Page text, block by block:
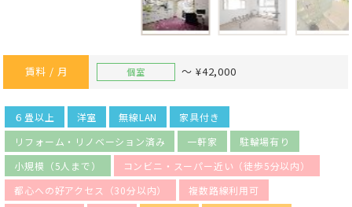
賃料 / 月 個室 ～ ¥42,000
６畳以上 洋室 無線LAN
家具付き
リフォーム・リノベーション済み
一軒家
駐輪場有り
小規模（5人まで）
コンビニ・スーパー近い（徒歩5分以内）
都心への好アクセス（30分以内）
複数路線利用可